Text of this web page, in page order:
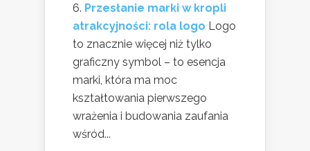
Przesłanie marki w kropli
atrakcyjności: rola logo Logo
to znacznie więcej niż tylko
graficzny symbol – to esencja
marki, która ma moc
kształtowania pierwszego
wrażenia i budowania zaufania
wśród...